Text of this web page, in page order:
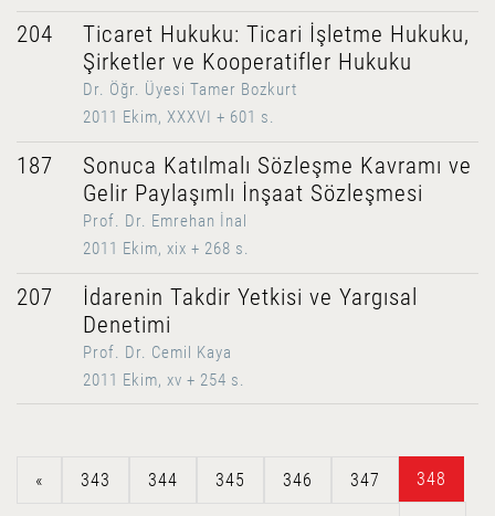
204
Ticaret Hukuku: Ticari İşletme Hukuku,
Şirketler ve Kooperatifler Hukuku
Dr. Öğr. Üyesi Tamer Bozkurt
2011 Ekim, XXXVI + 601 s.
187
Sonuca Katılmalı Sözleşme Kavramı ve
Gelir Paylaşımlı İnşaat Sözleşmesi
Prof. Dr. Emrehan İnal
2011 Ekim, xix + 268 s.
207
İdarenin Takdir Yetkisi ve Yargısal
Denetimi
Prof. Dr. Cemil Kaya
2011 Ekim, xv + 254 s.
« 343 344 345 346 347 348